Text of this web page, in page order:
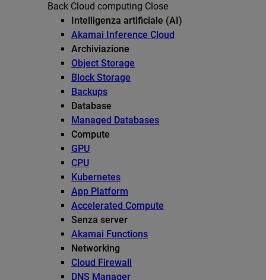
Back Cloud computing Close
Intelligenza artificiale (AI)
Akamai Inference Cloud
Archiviazione
Object Storage
Block Storage
Backups
Database
Managed Databases
Compute
GPU
CPU
Kubernetes
App Platform
Accelerated Compute
Senza server
Akamai Functions
Networking
Cloud Firewall
DNS Manager